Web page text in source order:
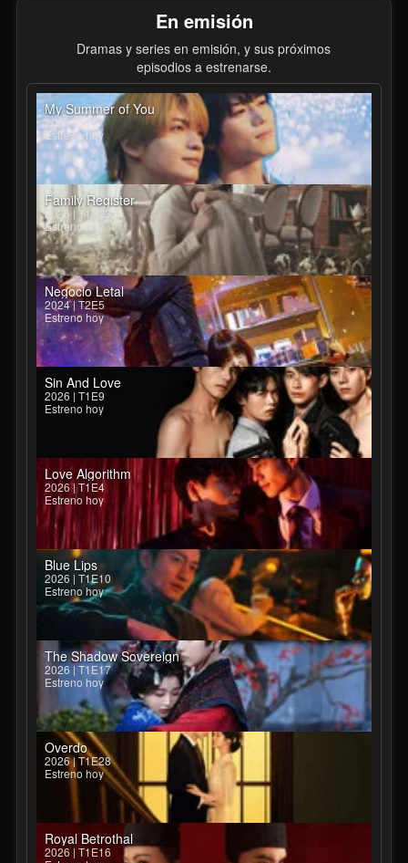
En emisión
Dramas y series en emisión, y sus próximos
episodios a estrenarse.
My Summer of You
2026 | T1E7
Estreno hoy
Family Register
2026 | T1E23
Estreno hoy
Negocio Letal
2024 | T2E5
Estreno hoy
Sin And Love
2026 | T1E9
Estreno hoy
Love Algorithm
2026 | T1E4
Estreno hoy
Blue Lips
2026 | T1E10
Estreno hoy
The Shadow Sovereign
2026 | T1E17
Estreno hoy
Overdo
2026 | T1E28
Estreno hoy
Royal Betrothal
2026 | T1E16